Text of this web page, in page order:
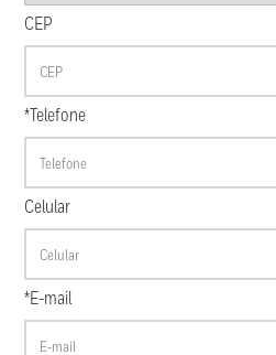
CEP
*Telefone
Celular
*E-mail